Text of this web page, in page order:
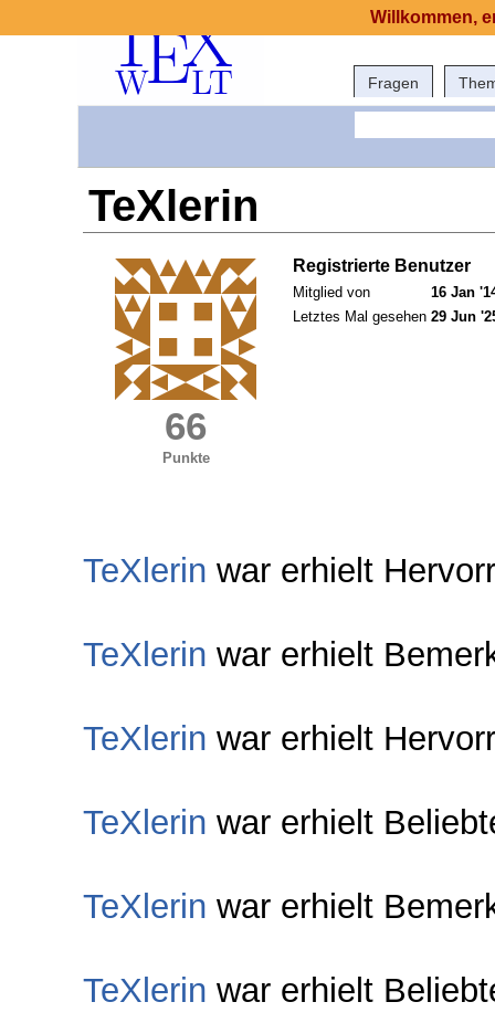
Fragen
TeXlerin
66
Punkte
Registrierte Benutzer
Mitglied von
16 Jan
Letztes Mal gesehen 29 Jun
TeXlerin war erhielt
TeXlerin war erhielt
TeXlerin war erhielt
TeXlerin war erhielt
TeXlerin war erhielt
TeXlerin war erhielt
Willkommen,